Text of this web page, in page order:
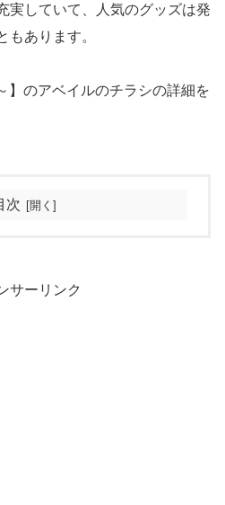
実していて、人気のグッズは発
もあります。
】のアベイルのチラシの詳細を
次
サーリンク